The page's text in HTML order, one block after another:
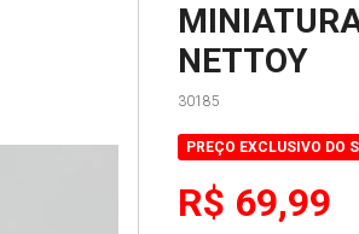
NETTOY
30185
PREÇO EXCLUSIVO DO
R$ 69,99